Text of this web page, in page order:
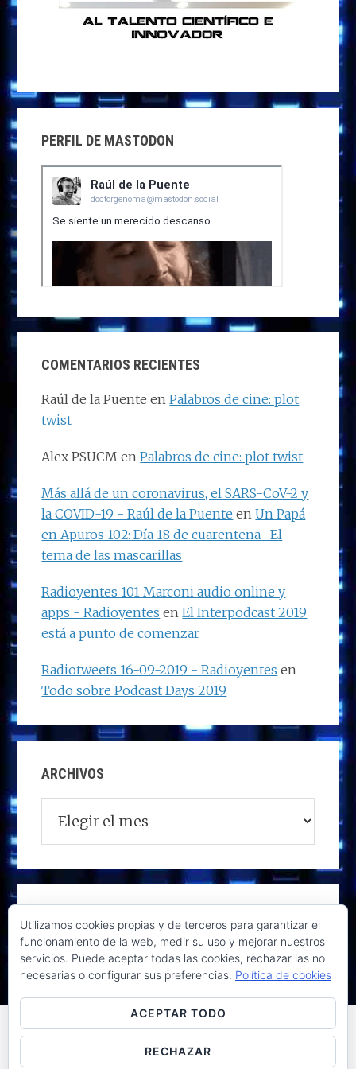
PERFIL DE MASTODON
COMENTARIOS RECIENTES
Raúl de la Puente enPalabros de cine: plot
twist
Alex PSUCM enPalabros de cine: plot twist
Más allá de un coronavirus, el SARS-CoV-2 y
la COVID-19 - Raúl de la Puente enUn Papá
en Apuros 102: Día 18 de cuarentena- El
tema de las mascarillas
Radioyentes 101 Marconi audio online y
apps - Radioyentes enEl Interpodcast 2019
está a punto de comenzar
Radiotweets 16-09-2019 - Radioyentes en
Todo sobre Podcast Days 2019
ARCHIVOS
Raúl de la Puente - Derechos reservados© 2026 ·
Utilizamos cookies propias y de terceros para garantizar el
funcionamiento de la web, medir su uso y mejorar nuestros
servicios. Puede aceptar todas las cookies, rechazar las no
necesarias o configurar sus preferencias. Política de cookies
ACEPTAR TODO
RECHAZAR